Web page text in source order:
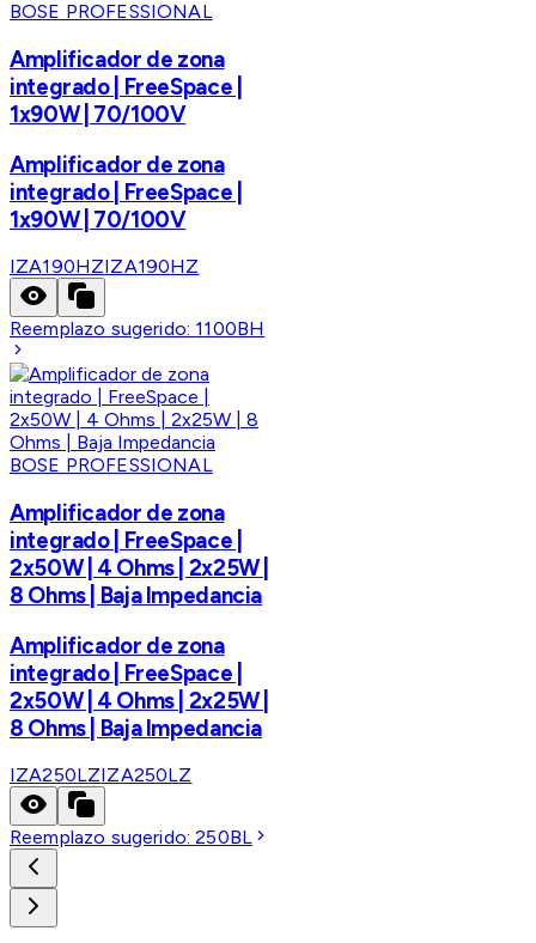
BOSE PROFESSIONAL
Amplificador de zona
integrado | FreeSpace |
1x90W | 70/100V
Amplificador de zona
integrado | FreeSpace |
1x90W | 70/100V
IZA190HZIZA190HZ
Reemplazo sugerido: 1100BH
BOSE PROFESSIONAL
Amplificador de zona
integrado | FreeSpace |
2x50W | 4 Ohms | 2x25W |
8 Ohms | Baja Impedancia
Amplificador de zona
integrado | FreeSpace |
2x50W | 4 Ohms | 2x25W |
8 Ohms | Baja Impedancia
IZA250LZIZA250LZ
Reemplazo sugerido:250BL